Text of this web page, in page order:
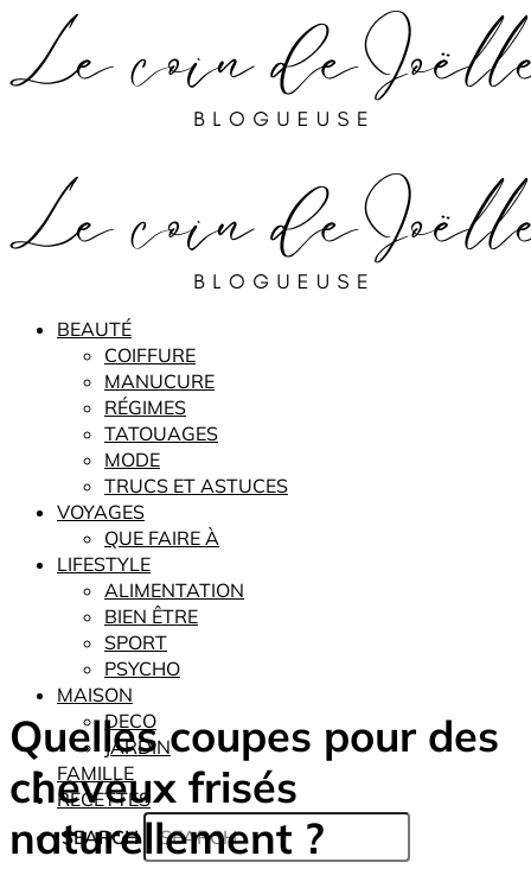
BEAUTÉ
COIFFURE
MANUCURE
RÉGIMES
TATOUAGES
MODE
TRUCS ET ASTUCES
VOYAGES
QUE FAIRE À
LIFESTYLE
ALIMENTATION
BIEN ÊTRE
SPORT
PSYCHO
MAISON
DECO
JARDIN
FAMILLE
RECETTES
SEARCH
Quelles coupes pour des
cheveux frisés
naturellement ?